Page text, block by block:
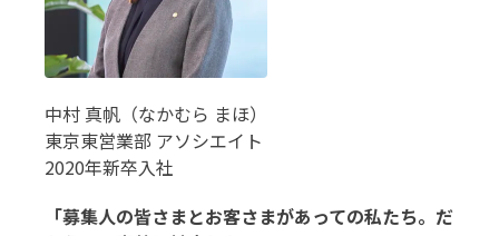
中村 真帆（なかむら まほ）
東京東営業部 アソシエイト
2020年新卒入社
「募集人の皆さまとお客さまがあっての私たち。だ